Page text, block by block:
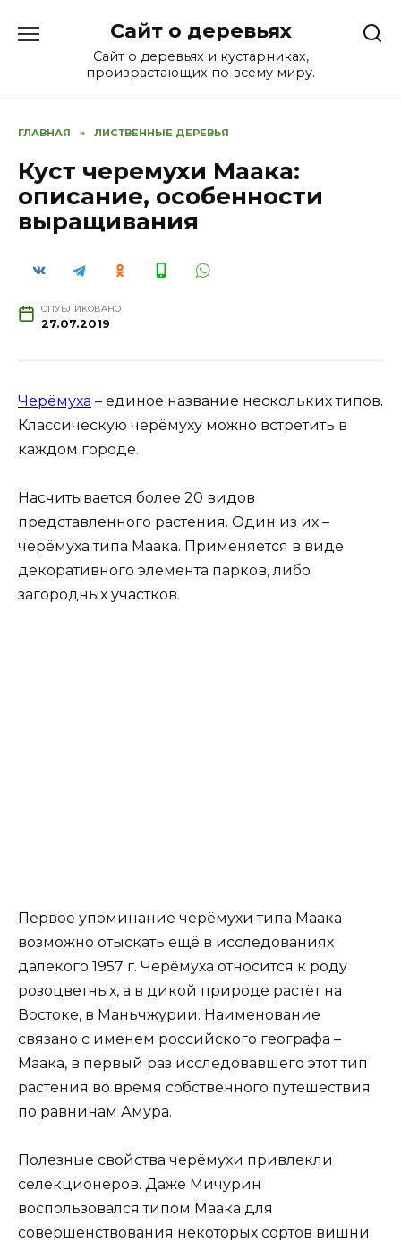
содержанию
Сайт о деревьях
Сайт о деревьях и кустарниках,
произрастающих по всему миру.
ГЛАВНАЯ » ЛИСТВЕННЫЕ ДЕРЕВЬЯ
Куст черемухи Маака:
описание, особенности
выращивания
ОПУБЛИКОВАНО
27.07.2019
Черёмуха – единое название нескольких типов.
Классическую черёмуху можно встретить в
каждом городе.
Насчитывается более 20 видов
представленного растения. Один из их –
черёмуха типа Маака. Применяется в виде
декоративного элемента парков, либо
загородных участков.
Первое упоминание черёмухи типа Маака
возможно отыскать ещё в исследованиях
далекого 1957 г. Черёмуха относится к роду
розоцветных, а в дикой природе растёт на
Востоке, в Маньчжурии. Наименование
связано с именем российского географа –
Маака, в первый раз исследовавшего этот тип
растения во время собственного путешествия
по равнинам Амура.
Полезные свойства черёмухи привлекли
селекционеров. Даже Мичурин
воспользовался типом Маака для
совершенствования некоторых сортов вишни.